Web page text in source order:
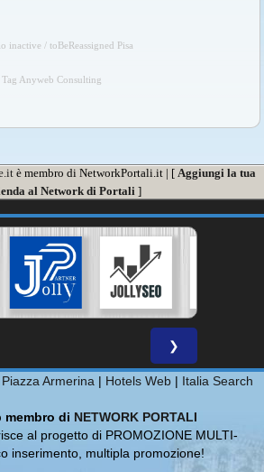
inactive / toBeReassigned Pisa
Tag Anyweb Consulting
è membro di NetworkPortali.it | [ Aggiungi la tua
al Network di Portali]
❯
Piazza Armerina | Hotels Web | Italia Search
membro di NETWORK PORTALI
al progetto di PROMOZIONE MULTI-
inserimento, multipla promozione!